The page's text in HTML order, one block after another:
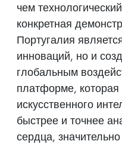
чем
конкретная
Португалия
инноваций, но и
глобальным
платформе,
искусственного
быстрее и точнее
сердца,